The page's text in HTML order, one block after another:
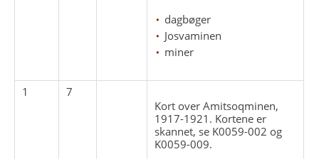
dagbøger
Josvaminen
miner
1
7
Kort over Amitsoqminen,
1917-1921. Kortene er
skannet, se K0059-002 og
K0059-009.